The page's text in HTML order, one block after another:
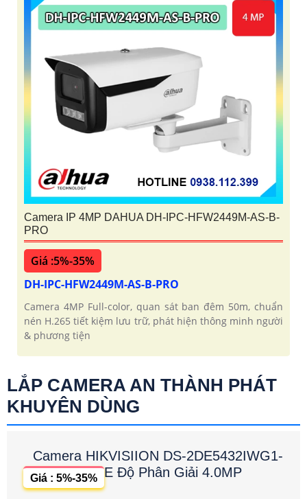
Camera IP 4MP DAHUA DH-IPC-HFW2449M-AS-B-
PRO
Giá :5%-35%
DH-IPC-HFW2449M-AS-B-PRO
Camera 4MP Full-color, quan sát ban đêm 50m, chuẩn
nén H.265 tiết kiệm lưu trữ, phát hiện thông minh người
& phương tiện
LẮP CAMERA AN THÀNH PHÁT
KHUYÊN DÙNG
Camera HIKVISIION DS-2DE5432IWG1-
E Độ Phân Giải 4.0MP
Giá : 5%-35%